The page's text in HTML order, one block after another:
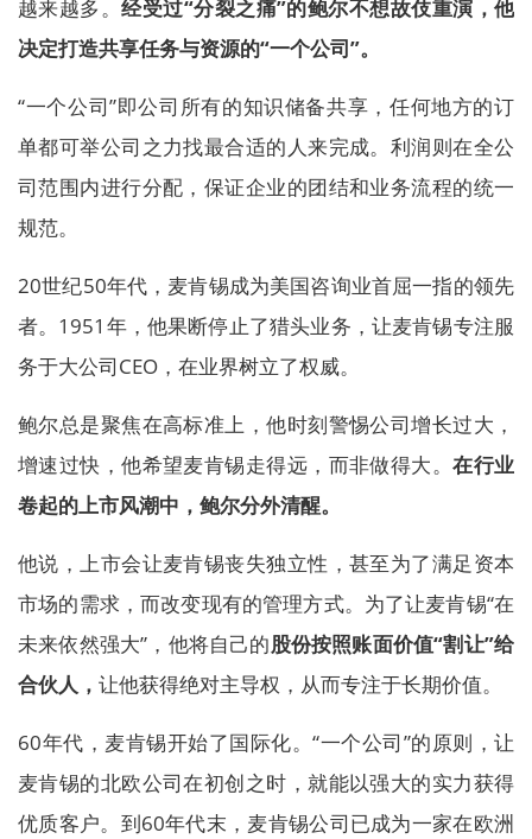
越来越多。经受过“分裂之痛”的鲍尔不想故伎重演，他
决定打造共享任务与资源的“一个公司”。
“一个公司”即公司所有的知识储备共享，任何地方的订
单都可举公司之力找最合适的人来完成。利润则在全公
司范围内进行分配，保证企业的团结和业务流程的统一
规范。
20世纪50年代，麦肯锡成为美国咨询业首屈一指的领先
者。1951年，他果断停止了猎头业务，让麦肯锡专注服
务于大公司CEO，在业界树立了权威。
鲍尔总是聚焦在高标准上，他时刻警惕公司增长过大，
增速过快，他希望麦肯锡走得远，而非做得大。在行业
卷起的上市风潮中，鲍尔分外清醒。
他说，上市会让麦肯锡丧失独立性，甚至为了满足资本
市场的需求，而改变现有的管理方式。为了让麦肯锡“在
未来依然强大”，他将自己的股份按照账面价值“割让”给
合伙人， 让他获得绝对主导权，从而专注于长期价值。
60年代，麦肯锡开始了国际化。“一个公司”的原则，让
麦肯锡的北欧公司在初创之时，就能以强大的实力获得
优质客户。到60年代末，麦肯锡公司已成为一家在欧洲